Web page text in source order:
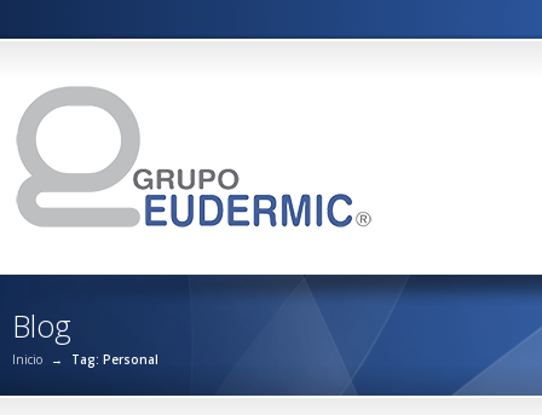
Blog
Inicio → Tag: Personal